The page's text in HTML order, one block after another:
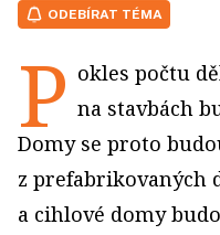
ODEBÍRAT TÉMA
P okles počtu
na stavbách
Domy se proto
z prefabrikovaných
a cihlové domy